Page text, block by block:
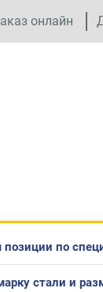
онлайн
позиции по
стали и